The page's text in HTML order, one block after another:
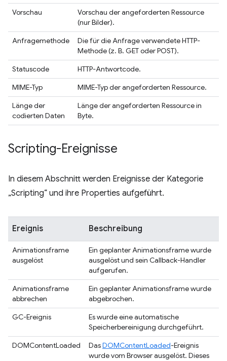
Vorschau
Vorschau der angeforderten Ressource
(nur Bilder).
Anfragemethode
Die für die Anfrage verwendete HTTP-
Methode (z. B. GET oder POST).
Statuscode
HTTP-Antwortcode.
MIME-Typ
MIME-Typ der angeforderten Ressource.
Länge der
codierten Daten
Länge der angeforderten Ressource in
Byte.
Scripting-Ereignisse
In diesem Abschnitt werden Ereignisse der Kategorie
„Scripting“ und ihre Properties aufgeführt.
Ereignis Beschreibung
Animationsframe
ausgelöst
Ein geplanter Animationsframe wurde
ausgelöst und sein Callback-Handler
aufgerufen.
Animationsframe
abbrechen
Ein geplanter Animationsframe wurde
abgebrochen.
GC-Ereignis
Es wurde eine automatische
Speicherbereinigung durchgeführt.
DOMContentLoaded
DasDOMContentLoaded-Ereignis
wurde vom Browser ausgelöst. Dieses